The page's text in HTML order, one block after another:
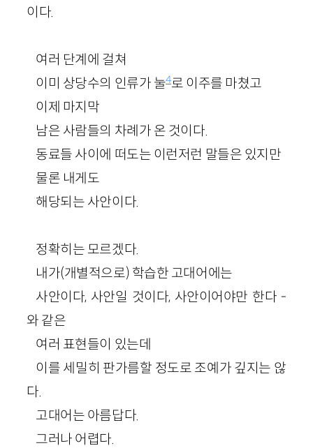
이다.
여러 단계에 걸쳐
이미 상당수의 인류가 눌4로 이주를 마쳤고
이제 마지막
남은 사람들의 차례가 온 것이다.
동료들 사이에 떠도는 이런저런 말들은 있지만
물론 내게도
해당되는 사안이다.
정확히는 모르겠다.
내가(개별적으로) 학습한 고대어에는
사안이다, 사안일 것이다, 사안이어야만 한다 -
와 같은
여러 표현들이 있는데
이를 세밀히 판가름할 정도로 조예가 깊지는 않
다.
고대어는 아름답다.
그러나 어렵다.